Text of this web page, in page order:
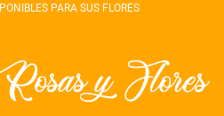
PARA SUS FLORES